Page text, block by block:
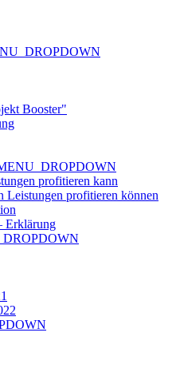
Booster"
profitieren kann
Leistungen profitieren können
Erklärung